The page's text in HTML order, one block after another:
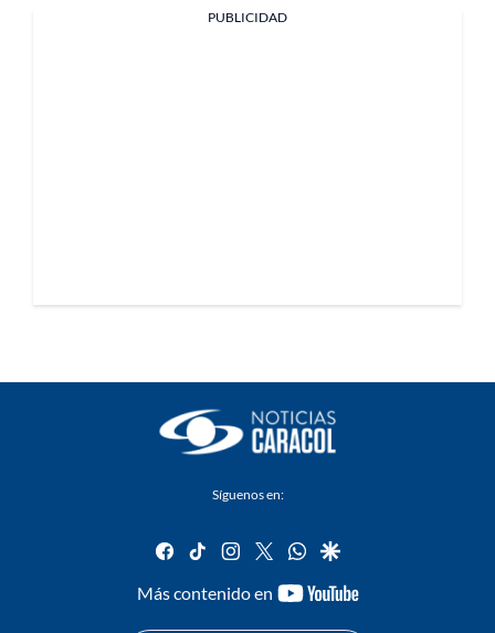
PUBLICIDAD
Síguenos en:
facebook
tiktok instagram
twitterwhatsapp
google
Más contenido en
youtube-